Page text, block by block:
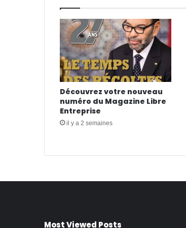
Découvrez votre nouveau
numéro du Magazine Libre
Entreprise
il y a 2 semaines
Most Viewed Posts